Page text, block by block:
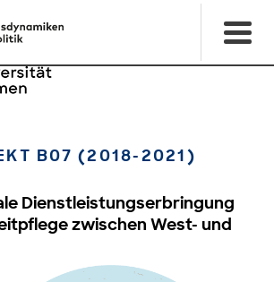
B07 (2018-2021)
Dienstleistungserbringung
zwischen West- und